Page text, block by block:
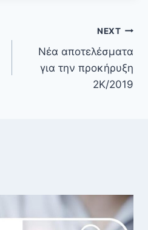
NEXT
Νέα αποτελέσματα
για την προκήρυξη
2Κ/2019